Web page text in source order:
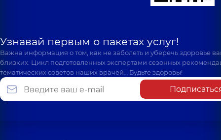
Узнавай первым о пакетах услуг!
Важна информация о том, как не заболеть и уберечь здоровье
близких. Цикл подготовленных экспертами сезонных
тематических советов наших врачей… Будьте здоровы!